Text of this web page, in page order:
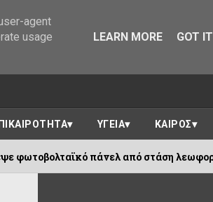
ΥΓΕΙΑ ΚΑΙΡΟΣ
πάνελ από στάση λεωφορείου
agent
usage
LEARN MORE GOT IT